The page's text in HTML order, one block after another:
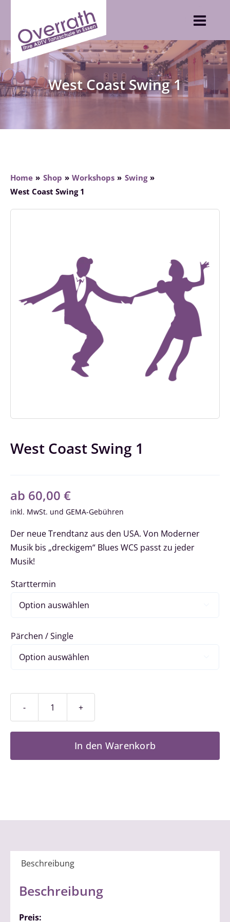
content
West Coast Swing 1
Home Shop Workshops
Swing
West Coast Swing 1
West Coast Swing 1
ab 60,00 €
inkl. MwSt.
Der neue Trendtanz aus den USA. Von Moderner
Musik bis „dreckigem“ Blues WCS passt zu jeder
Musik!
Starttermin
Pärchen / Single
West
In den Warenkorb
Beschreibung
Beschreibung
Preis: